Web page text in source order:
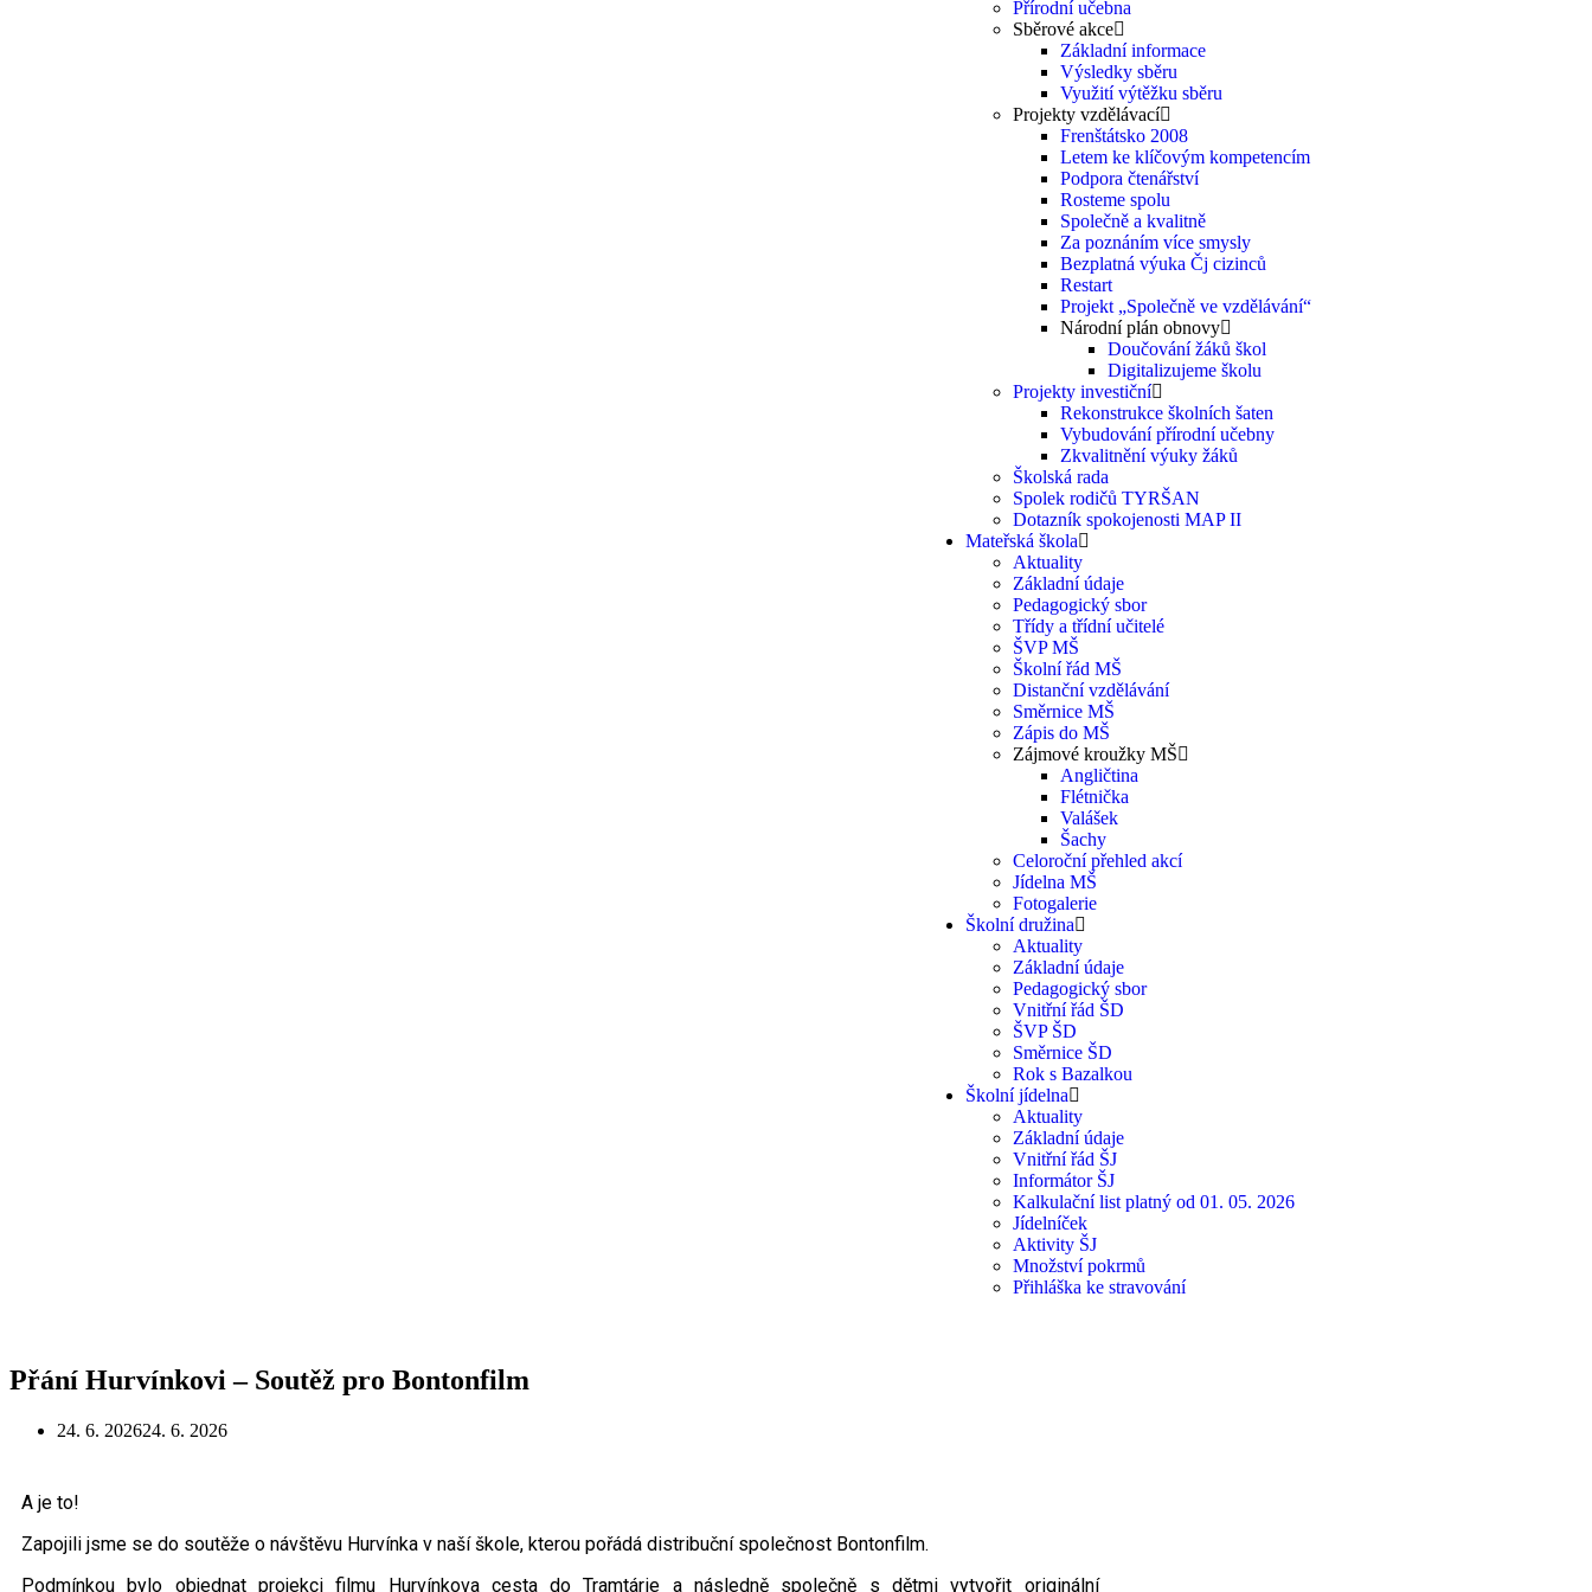
Přírodní učebna
Sběrové akce
Základní informace
Výsledky sběru
Využití výtěžku sběru
Projekty vzdělávací
Frenštátsko 2008
Letem ke klíčovým kompetencím
Podpora čtenářství
Rosteme spolu
Společně a kvalitně
Za poznáním více smysly
Bezplatná výuka Čj cizinců
Restart
Projekt „Společně ve vzdělávání“
Národní plán obnovy
Doučování žáků škol
Digitalizujeme školu
Projekty investiční
Rekonstrukce školních šaten
Vybudování přírodní učebny
Zkvalitnění výuky žáků
Školská rada
Spolek rodičů TYRŠAN
Dotazník spokojenosti MAP II
Mateřská škola
Aktuality
Základní údaje
Pedagogický sbor
Třídy a třídní učitelé
ŠVP MŠ
Školní řád MŠ
Distanční vzdělávání
Směrnice MŠ
Zápis do MŠ
Zájmové kroužky MŠ
Angličtina
Flétnička
Valášek
Šachy
Celoroční přehled akcí
Jídelna MŠ
Fotogalerie
Školní družina
Aktuality
Základní údaje
Pedagogický sbor
Vnitřní řád ŠD
ŠVP ŠD
Směrnice ŠD
Rok s Bazalkou
Školní jídelna
Aktuality
Základní údaje
Vnitřní řád ŠJ
Informátor ŠJ
Kalkulační list platný od 01. 05. 2026
Jídelníček
Aktivity ŠJ
Množství pokrmů
Přihláška ke stravování
Přání Hurvínkovi – Soutěž pro Bontonfilm
24. 6. 202624. 6. 2026
A je to!
Zapojili jsme se do soutěže o návštěvu Hurvínka v naší škole, kterou pořádá distribuční společnost Bontonfilm.
Podmínkou bylo objednat projekci filmu Hurvínkova cesta do Tramtárie a následně společně s dětmi vytvořit originální